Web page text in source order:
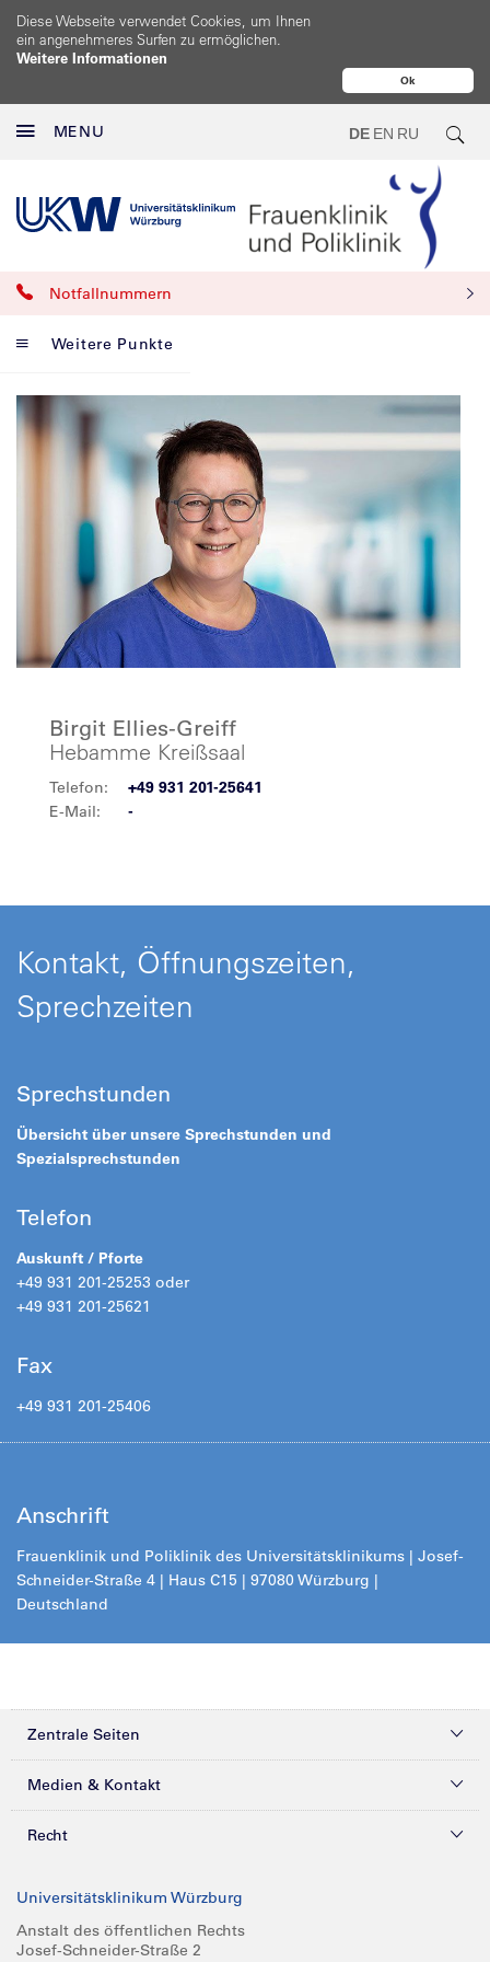
Ok
Diese Webseite verwendet Cookies, um Ihnen
ein angenehmeres Surfen zu ermöglichen.
Weitere Informationen
MENU DE EN RU
Notfallnummern
Weitere Punkte
Birgit Ellies-Greiff
Hebamme Kreißsaal
Telefon:
+49 931 201-25641
E-Mail:
-
Kontakt, Öffnungszeiten,
Sprechzeiten
Sprechstunden
Übersicht über unsere Sprechstunden und
Spezialsprechstunden
Telefon
Auskunft / Pforte
+49 931 201-25253 oder
+49 931 201-25621
Fax
+49 931 201-25406
Anschrift
Frauenklinik und Poliklinik des Universitätsklinikums | Josef-
Schneider-Straße 4 | Haus C15 | 97080 Würzburg |
Deutschland
Zentrale Seiten
Kliniken & Zentren
Forschung
Karriere
Medien & Kontakt
Presse
Glossar
Recht
Compliance
Universitätsklinikum Würzburg
Anstalt des öffentlichen Rechts
Josef-Schneider-Straße 2